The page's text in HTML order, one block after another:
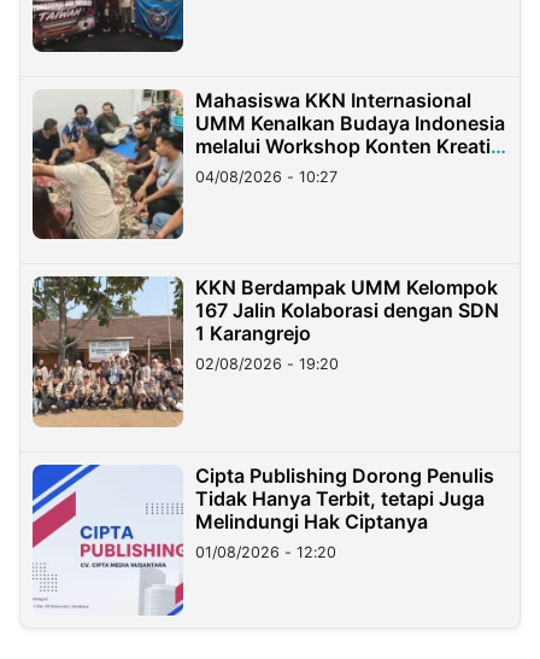
Mahasiswa KKN Internasional
UMM Kenalkan Budaya Indonesia
melalui Workshop Konten Kreatif
di Taiwan
04/08/2026 - 10:27
KKN Berdampak UMM Kelompok
167 Jalin Kolaborasi dengan SDN
1 Karangrejo
02/08/2026 - 19:20
Cipta Publishing Dorong Penulis
Tidak Hanya Terbit, tetapi Juga
Melindungi Hak Ciptanya
01/08/2026 - 12:20